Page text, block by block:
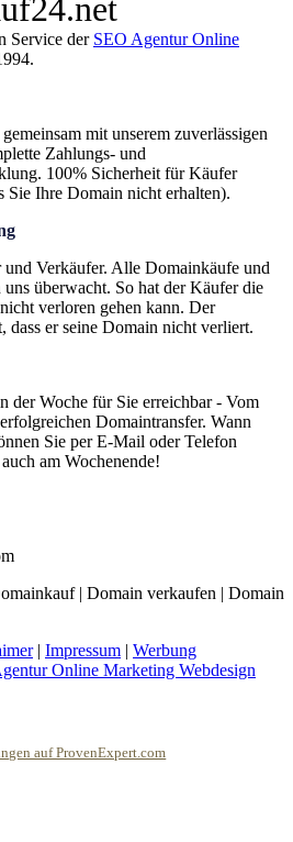
Service der SEO Agentur Online
mit unserem zuverlässigen
Zahlungs- und
100% Sicherheit für Käufer
Ihre Domain nicht erhalten).
Verkäufer. Alle Domainkäufe und
überwacht. So hat der Käufer die
verloren gehen kann. Der
dass er seine Domain nicht verliert.
der Woche für Sie erreichbar - Vom
Domaintransfer. Wann
Sie per E-Mail oder Telefon
am Wochenende!
| Domain verkaufen | Domain
| Impressum | Werbung
Online Marketing Webdesign
auf ProvenExpert.com